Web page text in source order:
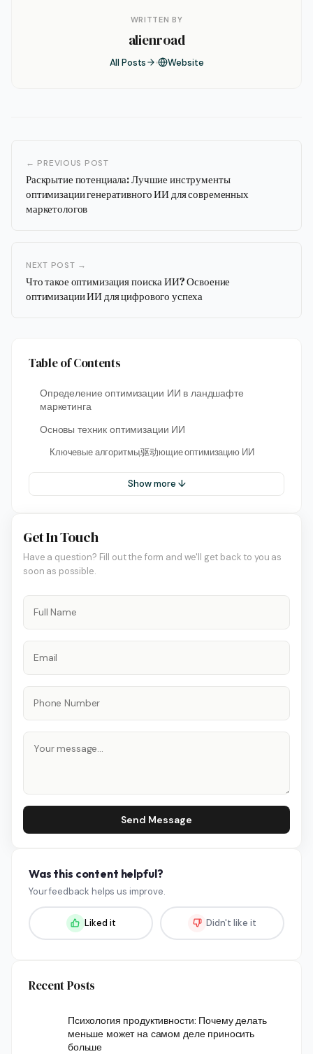
WRITTEN BY
alienroad
All Posts Website
← PREVIOUS POST
Раскрытие потенциала: Лучшие инструменты
оптимизации генеративного ИИ для современных
маркетологов
NEXT POST →
Что такое оптимизация поиска ИИ? Освоение
оптимизации ИИ для цифрового успеха
Table of Contents
Определение оптимизации ИИ в ландшафте
маркетинга
Основы техник оптимизации ИИ
Ключевые алгоритмы,驱动ющие оптимизацию ИИ
Show more ↓
Get In Touch
Have a question? Fill out the form and we'll get back to you as
soon as possible.
Send Message
Was this content helpful?
Your feedback helps us improve.
Liked it Didn't like it
Recent Posts
Психология продуктивности: Почему делать
меньше может на самом деле приносить
больше